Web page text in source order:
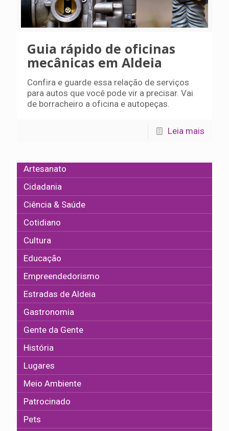
Guia rápido de oficinas
mecânicas em Aldeia
Confira e guarde essa relação de serviços
para autos que você pode vir a precisar. Vai
de borracheiro a oficina e autopeças.
Leia mais
Artesanato
Cidadania
Ciência & Saúde
Cotidiano
Cultura
Educação
Empreendedorismo
Estradas de Aldeia
Gastronomia
Gente da Gente
História
Lugares
Meio Ambiente
Patrocinado
Pets